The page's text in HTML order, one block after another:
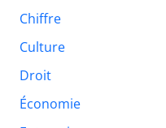
Chiffre
Culture
Droit
Économie